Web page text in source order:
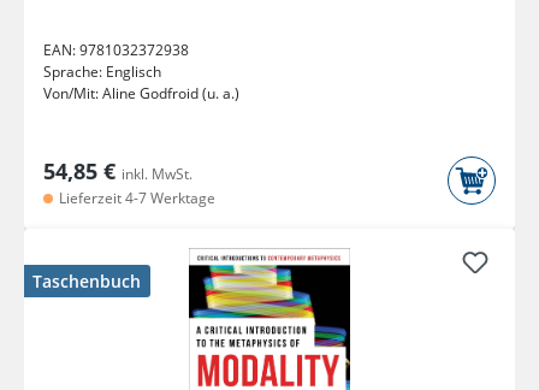
EAN:9781032372938
Sprache: Englisch
Von/Mit:Aline Godfroid (u. a.)
54,85 € inkl. MwSt.
Lieferzeit 4-7 Werktage
Taschenbuch